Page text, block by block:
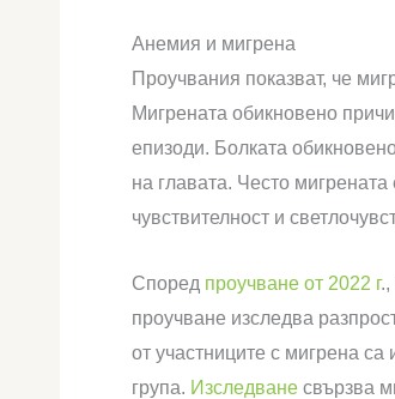
Анемия и мигрена
Проучвания показват, че
Мигрената обикновено
епизоди. Болката
на главата. Често
чувствителност и
Според проучване от 2022 г.,
проучване изследва
от участниците с мигрена
група. Изследване свързва